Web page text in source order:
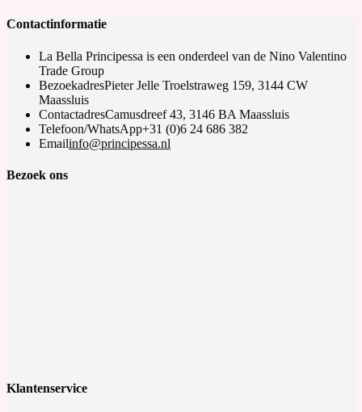
Contactinformatie
La Bella Principessa is een onderdeel van de Nino Valentino
Trade Group
BezoekadresPieter Jelle Troelstraweg 159, 3144 CW
Maassluis
ContactadresCamusdreef 43, 3146 BA Maassluis
Telefoon/WhatsApp+31 (0)6 24 686 382
Emailinfo@principessa.nl
Bezoek ons
Klantenservice